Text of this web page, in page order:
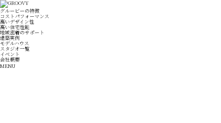
グルービーの特徴
コストパフォーマンス
高いデザイン性
高い住宅性能
地域密着のサポート
建築実例
モデルハウス
スタジオ一覧
イベント
会社概要
MENU